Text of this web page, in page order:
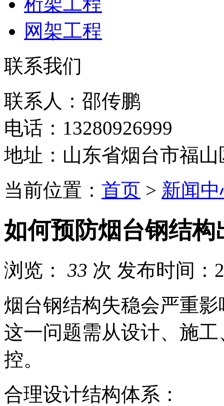
网架工程
联系我们
联系人：邵传鹏
电话：13280926999
地址：山东省烟台市福
当前位置： 首页 > 新闻
如何预防烟台钢结
浏览： 33 次 发布时间：
烟台钢结构失稳会严重
这一问题需从设计、施
控。
合理设计结构体系：